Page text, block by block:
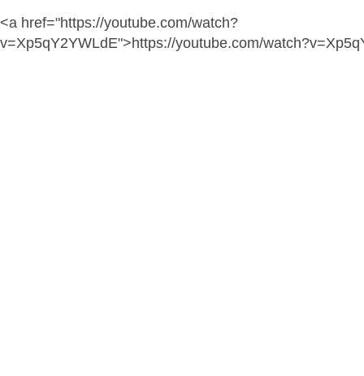
<a href="https://youtube.com/watch?
v=Xp5qY2YWLdE">https://youtube.com/